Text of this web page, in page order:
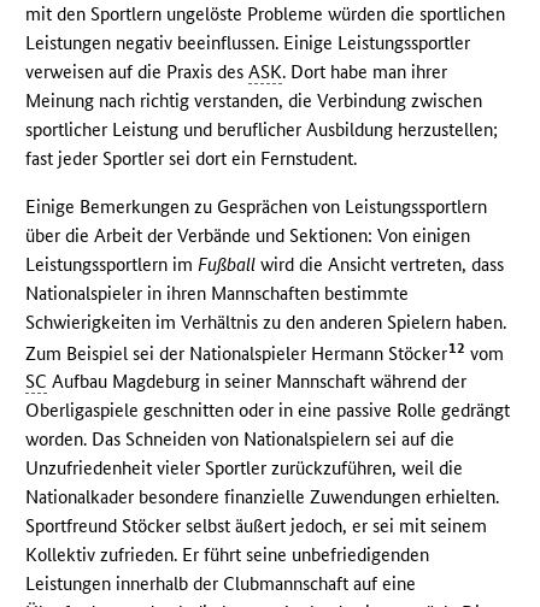
mit den Sportlern ungelöste Probleme würden die sportlichen
Leistungen negativ beeinflussen. Einige Leistungssportler
verweisen auf die Praxis desASK. Dort habe man ihrer
Meinung nach richtig verstanden, die Verbindung zwischen
sportlicher Leistung und beruflicher Ausbildung herzustellen;
fast jeder Sportler sei dort ein Fernstudent.
Einige Bemerkungen zu Gesprächen von Leistungssportlern
über die Arbeit der Verbände und Sektionen: Von einigen
Leistungssportlern im Fußball wird die Ansicht vertreten, dass
Nationalspieler in ihren Mannschaften bestimmte
Schwierigkeiten im Verhältnis zu den anderen Spielern haben.
Zum Beispiel sei der Nationalspieler Hermann Stöcker12 vom
SC Aufbau Magdeburg in seiner Mannschaft während der
Oberligaspiele geschnitten oder in eine passive Rolle gedrängt
worden. Das Schneiden von Nationalspielern sei auf die
Unzufriedenheit vieler Sportler zurückzuführen, weil die
Nationalkader besondere finanzielle Zuwendungen erhielten.
Sportfreund Stöcker selbst äußert jedoch, er sei mit seinem
Kollektiv zufrieden. Er führt seine unbefriedigenden
Leistungen innerhalb der Clubmannschaft auf eine